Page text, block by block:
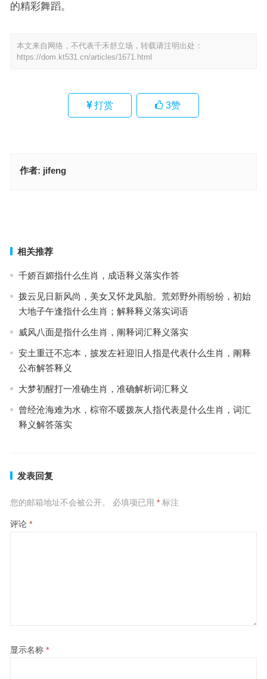
的精彩舞蹈。
本文来自网络，不代表千禾舒立场，转载请注明出处：
https://dom.kt531.cn/articles/1671.html
打赏 3赞
作者: jifeng
相关推荐
千娇百媚指什么生肖，成语释义落实作答
拨云见日新风尚，美女又怀龙凤胎。荒郊野外雨纷纷，初始
大地子午逢指什么生肖；解释释义落实词语
威风八面是指什么生肖，阐释词汇释义落实
安土重迁不忘本，披发左衽迎旧人指是代表什么生肖，阐释
公布解答释义
大梦初醒打一准确生肖，准确解析词汇释义
曾经沧海难为水，棕帘不暖拨灰人指代表是什么生肖，词汇
释义解答落实
发表回复
您的邮箱地址不会被公开。 必填项已用 *标注
评论 *
显示名称 *